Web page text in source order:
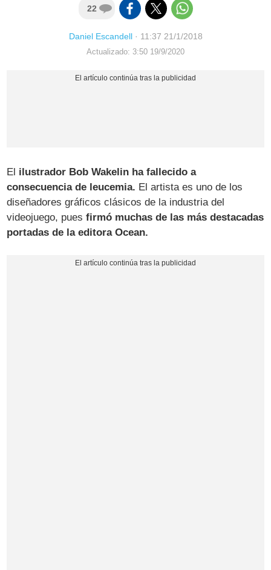
22
Daniel Escandell· 11:37 21/1/2018
Actualizado: 3:50 19/9/2020
El ilustrador Bob Wakelin ha fallecido a
consecuencia de leucemia. El artista es uno de los
diseñadores gráficos clásicos de la industria del
videojuego, puesfirmó muchas de las más destacadas
portadas de la editora Ocean.